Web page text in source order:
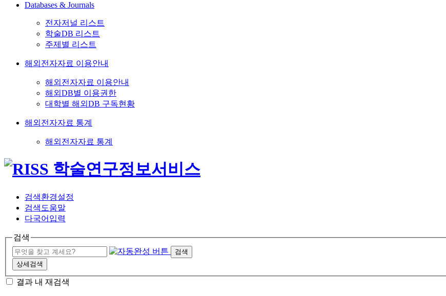
Databases & Journals
전자저널 리스트
학술DB 리스트
주제별 리스트
해외전자자료 이용안내
해외전자자료 이용안내
해외DB별 이용권한
대학별 해외DB 구독현황
해외전자자료 통계
해외전자자료 통계
검색환경설정
검색도움말
다국어입력
검색
검색
상세검색
결과 내 재검색